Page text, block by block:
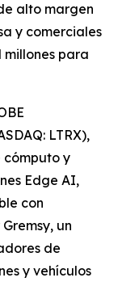
alto margen
y comerciales
para
LTRX),
cómputo y
Edge AI,
con
un
de
y vehículos